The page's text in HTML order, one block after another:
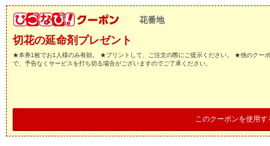
花番地
切花の延命剤プレゼント
★本券1枚でお1人様のみ有効。 ★プリントして、ご注文の際にご提示ください。 ★他のクー
で、予告なくサービスを打ち切る場合がございますのでご了承ください。
このクーポンを使用す